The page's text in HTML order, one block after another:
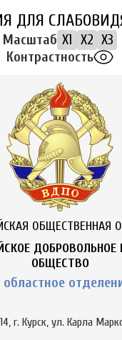
ДЛЯ
Масштаб X1 X2 X3
Контрастность
ОБЩЕСТВЕННАЯ
ДОБРОВОЛЬНОЕ
ОБЩЕСТВО
областное
г. Курск, ул. Карла